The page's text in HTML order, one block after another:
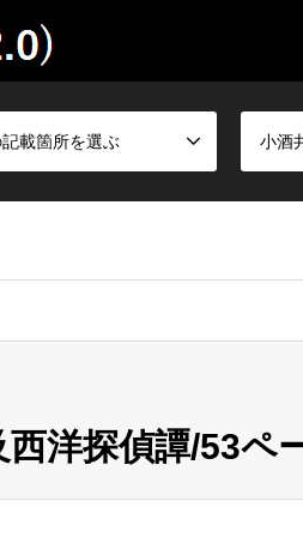
載箇所を選ぶ 小酒
洋探偵譚/53ペ